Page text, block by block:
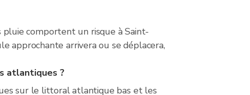
comportent un risque à Saint-
approchante arrivera ou se déplacera,
atlantiques ?
sur le littoral atlantique bas et les